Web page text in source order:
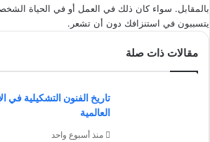
بالمقابل. سواء كان ذلك في العمل أو في الحياة
يتسببون في استنزافك دون أن تشعر.
مقالات ذات صلة
تاريخ الفنون التشكيلية في
العالمية
منذ أسبوع واحد